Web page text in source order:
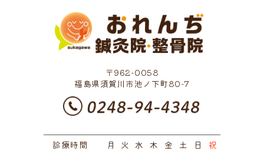
2022年11月(4)
2022年10月(1)
2022年7月(1)
2022年6月(3)
2022年3月
(3)
〒962-0058
福島県須賀川市池ノ下町80-7
診療時間 月 火 水 木 金 土 日 祝